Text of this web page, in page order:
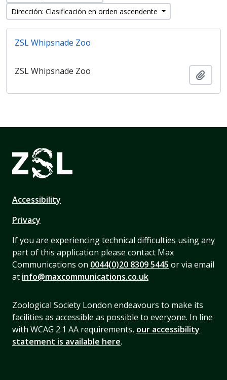
Dirección: Clasificación en orden ascendente
ZSL Whipsnade Zoo
ZSL Whipsnade Zoo
Accessibility
Privacy
If you are experiencing technical difficulties using any
part of this application please contact Max
Communications on 0044(0)20 8309 5445 or via email
at info@maxcommunications.co.uk
Zoological Society London endeavours to make its
facilities as accessible as possible to everyone. In line
with WCAG 2.1 AA requirements, our accessibility
statement is available here.